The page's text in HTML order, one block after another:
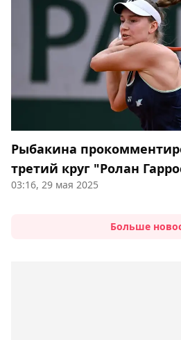
Рыбакина
третий круг "Ролан
03:16, 29 мая 2025
Больше